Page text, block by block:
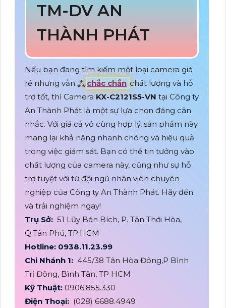
TM-DV AN
THÀNH PHÁT
Nếu bạn đang tìm kiếm một loại camera giá
rẻ nhưng vẫn ⁂chắc chắn chất lượng và hỗ
trợ tốt, thì Camera KX-C2121S5-VN tại Công ty
An Thành Phát là một sự lựa chọn đáng cân
nhắc. Với giá cả vô cùng hợp lý, sản phẩm này
mang lại khả năng nhanh chóng và hiệu quả
trong việc giám sát. Bạn có thể tin tưởng vào
chất lượng của camera này, cũng như sự hỗ
trợ tuyệt vời từ đội ngũ nhân viên chuyên
nghiệp của Công ty An Thành Phát. Hãy đến
và trải nghiệm ngay!
Trụ Sở: 51 Lũy Bán Bích, P. Tân Thới Hòa,
Q.Tân Phú, TP.HCM
Hotline: 0938.11.23.99
Chi Nhánh 1: 445/38 Tân Hòa Đông,P Bình
Trị Đông, Bình Tân, TP HCM
Kỹ Thuật: 0906.855.330
Điện Thoại: (028) 6688.4949